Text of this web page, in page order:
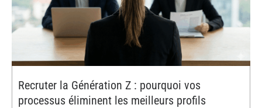
Recruter la Génération Z : pourquoi vos
processus éliminent les meilleurs profils